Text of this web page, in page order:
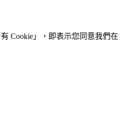
Cookie」，即表示您同意我們在